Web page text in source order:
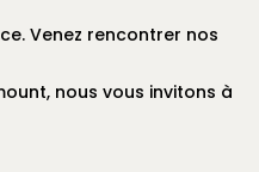
Venez rencontrer nos
nous vous invitons à